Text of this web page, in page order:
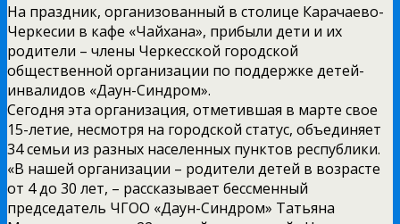
На праздник, организованный в столице Карачаево-
Черкесии в кафе «Чайхана», прибыли дети и их
родители – члены Черкесской городской
общественной организации по поддержке детей-
инвалидов «Даун-Синдром».
Сегодня эта организация, отметившая в марте свое
15-летие, несмотря на городской статус, объединяет
34 семьи из разных населенных пунктов республики.
«В нашей организации – родители детей в возрасте
от 4 до 30 лет, – рассказывает бессменный
председатель ЧГОО «Даун-Синдром» Татьяна